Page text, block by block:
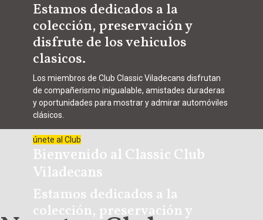
Estamos dedicados a la
colección, preservación y
disfrute de los vehiculos
clasicos.
Los miembros de Club Classic Viladecans disfrutan
de compañerismo inigualable, amistades duraderas
y oportunidades para mostrar y admirar automóviles
clásicos.
únete al Club
Bienvenido al Classic Club
Viladecans
Estamos dedicados a la
colección, preservación y